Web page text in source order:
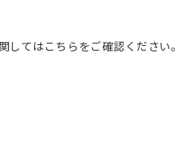
てはこちらをご確認ください。